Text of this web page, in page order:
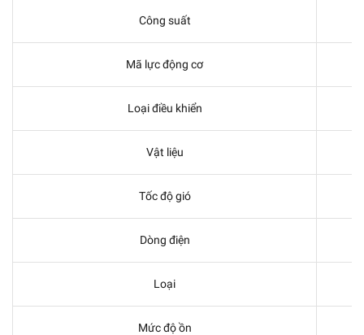
Công suất
Mã lực động cơ
Loại điều khiển
Vật liệu
Tốc độ gió
Dòng điện
Loại
Mức độ ồn